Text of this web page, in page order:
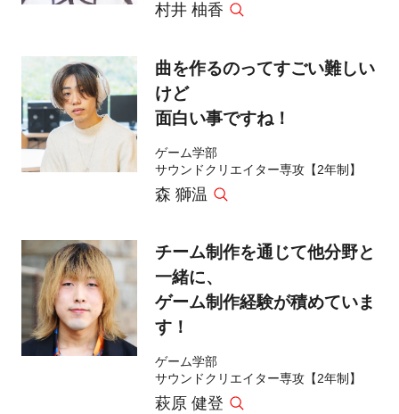
村井 柚香
曲を作るのってすごい難しい
けど
面白い事ですね！
ゲーム学部
サウンドクリエイター専攻【2年制】
森 獅温
チーム制作を通じて他分野と
一緒に、
ゲーム制作経験が積めていま
す！
ゲーム学部
サウンドクリエイター専攻【2年制】
萩原 健登